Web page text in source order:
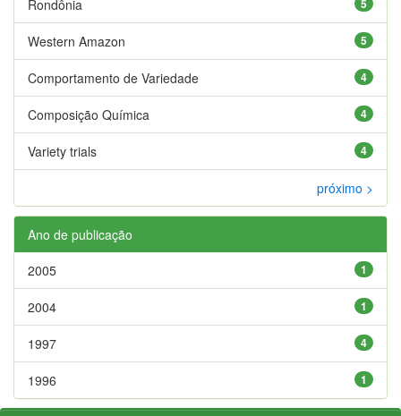
Rondônia
5
Western Amazon
4
Comportamento de Variedade
4
Composição Química
4
Variety trials
próximo >
Ano de publicação
1
2005
1
2004
4
1997
1
1996